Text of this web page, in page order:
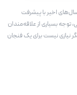
اخیر با پیشرفت
بسیاری از علاقه‌مندان
نیازی نیست برای یک فنجان